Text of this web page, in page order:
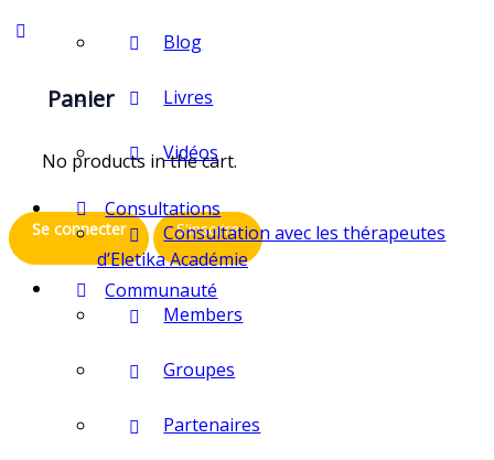
Panier
No products in the cart.
Se connecter S'inscrire
Blog
Livres
Vidéos
Consultations
Consultation avec les thérapeutes
d’Eletika Académie
Communauté
Members
Groupes
Partenaires